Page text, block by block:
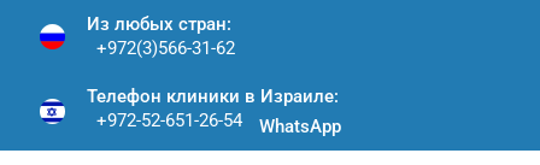
Из любых стран:
+972(3)566-31-62
Телефон клиники в Израиле:
+972-52-651-26-54
WhatsApp